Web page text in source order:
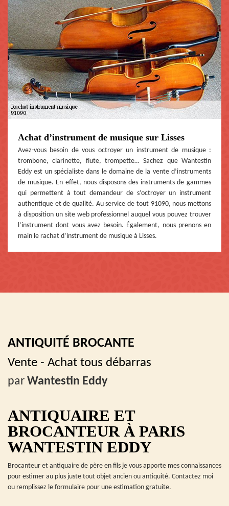
Achat d’instrument de musique sur Lisses
Avez-vous besoin de vous octroyer un instrument de musique :
trombone, clarinette, flute, trompette… Sachez que Wantestin
Eddy est un spécialiste dans le domaine de la vente d’instruments
de musique. En effet, nous disposons des instruments de gammes
qui permettent à tout demandeur de s’octroyer un instrument
authentique et de qualité. Au service de tout 91090, nous mettons
à disposition un site web professionnel auquel vous pouvez trouver
l’instrument dont vous avez besoin. Également, nous prenons en
main le rachat d’instrument de musique à Lisses.
ANTIQUITÉ BROCANTE
Vente - Achat tous débarras
par Wantestin Eddy
ANTIQUAIRE ET
BROCANTEUR À PARIS
WANTESTIN EDDY
Brocanteur et antiquaire de père en fils je vous apporte mes connaissances
pour estimer au plus juste tout objet ancien ou antiquité. Contactez moi
ou remplissez le formulaire pour une estimation gratuite.